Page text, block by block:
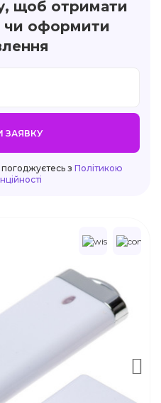
щоб отримати
чи оформити
ЗАЯВКУ
з Політикою